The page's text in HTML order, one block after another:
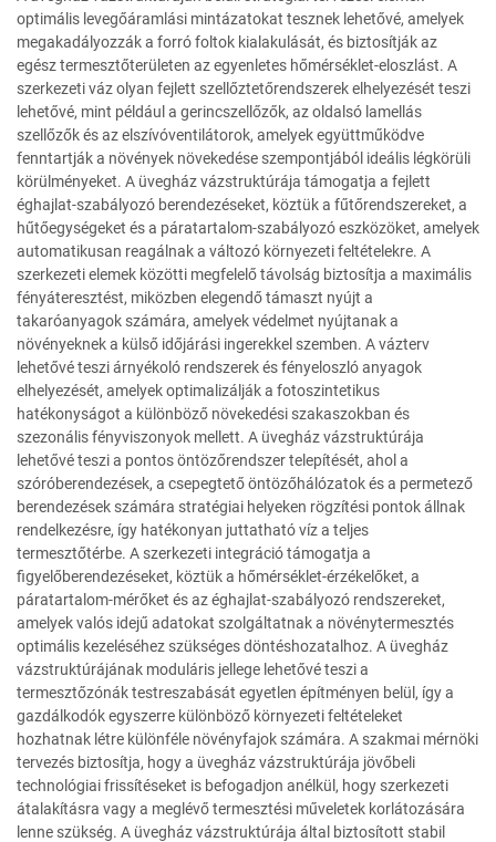
optimális levegőáramlási mintázatokat tesznek lehetővé, amelyek
megakadályozzák a forró foltok kialakulását, és biztosítják az
egész termesztőterületen az egyenletes hőmérséklet-eloszlást. A
szerkezeti váz olyan fejlett szellőztetőrendszerek elhelyezését teszi
lehetővé, mint például a gerincszellőzők, az oldalsó lamellás
szellőzők és az elszívóventilátorok, amelyek együttműködve
fenntartják a növények növekedése szempontjából ideális légkörüli
körülményeket. A üvegház vázstruktúrája támogatja a fejlett
éghajlat-szabályozó berendezéseket, köztük a fűtőrendszereket, a
hűtőegységeket és a páratartalom-szabályozó eszközöket, amelyek
automatikusan reagálnak a változó környezeti feltételekre. A
szerkezeti elemek közötti megfelelő távolság biztosítja a maximális
fényáteresztést, miközben elegendő támaszt nyújt a
takaróanyagok számára, amelyek védelmet nyújtanak a
növényeknek a külső időjárási ingerekkel szemben. A vázterv
lehetővé teszi árnyékoló rendszerek és fényeloszló anyagok
elhelyezését, amelyek optimalizálják a fotoszintetikus
hatékonyságot a különböző növekedési szakaszokban és
szezonális fényviszonyok mellett. A üvegház vázstruktúrája
lehetővé teszi a pontos öntözőrendszer telepítését, ahol a
szóróberendezések, a csepegtető öntözőhálózatok és a permetező
berendezések számára stratégiai helyeken rögzítési pontok állnak
rendelkezésre, így hatékonyan juttatható víz a teljes
termesztőtérbe. A szerkezeti integráció támogatja a
figyelőberendezéseket, köztük a hőmérséklet-érzékelőket, a
páratartalom-mérőket és az éghajlat-szabályozó rendszereket,
amelyek valós idejű adatokat szolgáltatnak a növénytermesztés
optimális kezeléséhez szükséges döntéshozatalhoz. A üvegház
vázstruktúrájának moduláris jellege lehetővé teszi a
termesztőzónák testreszabását egyetlen építményen belül, így a
gazdálkodók egyszerre különböző környezeti feltételeket
hozhatnak létre különféle növényfajok számára. A szakmai mérnöki
tervezés biztosítja, hogy a üvegház vázstruktúrája jövőbeli
technológiai frissítéseket is befogadjon anélkül, hogy szerkezeti
átalakításra vagy a meglévő termesztési műveletek korlátozására
lenne szükség. A üvegház vázstruktúrája által biztosított stabil